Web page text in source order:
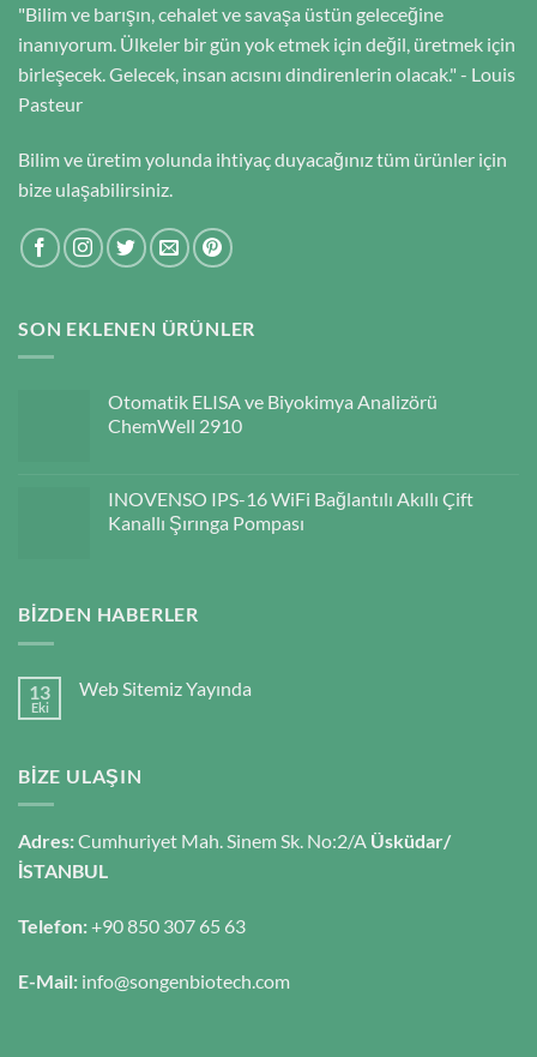
"Bilim ve barışın, cehalet ve savaşa üstün geleceğine
inanıyorum. Ülkeler bir gün yok etmek için değil, üretmek için
birleşecek. Gelecek, insan acısını dindirenlerin olacak." - Louis
Pasteur
Bilim ve üretim yolunda ihtiyaç duyacağınız tüm ürünler için
bize ulaşabilirsiniz.
SON EKLENEN ÜRÜNLER
Otomatik ELISA ve Biyokimya Analizörü
ChemWell 2910
INOVENSO IPS-16 WiFi Bağlantılı Akıllı Çift
Kanallı Şırınga Pompası
BIZDEN HABERLER
13
Eki
Web Sitemiz Yayında
BIZE ULAŞIN
Adres:Cumhuriyet Mah. Sinem Sk. No:2/A Üsküdar/
İSTANBUL
Telefon:+90 850 307 65 63
E-Mail: info@songenbiotech.com